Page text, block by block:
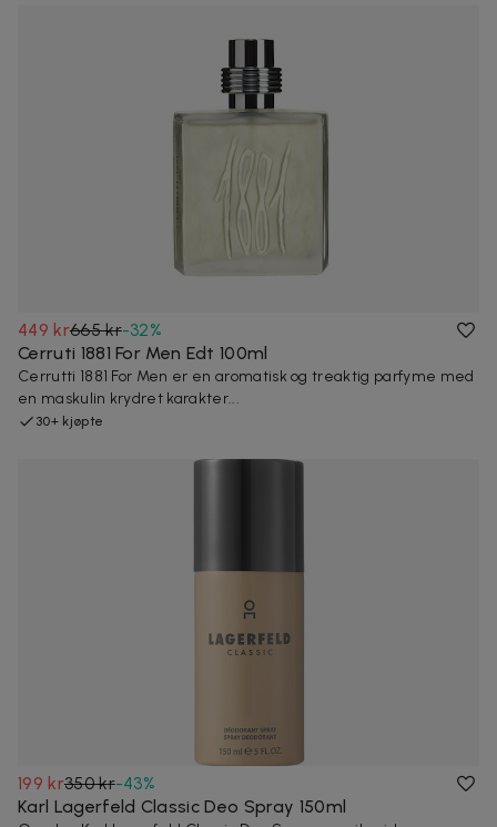
449 kr665 kr-32%
Cerruti 1881 For Men Edt 100ml
Cerrutti 1881 For Men er en aromatisk og treaktig parfyme med
en maskulin krydret karakter...
30+ kjøpte
199 kr350 kr-43%
Karl Lagerfeld Classic Deo Spray 150ml